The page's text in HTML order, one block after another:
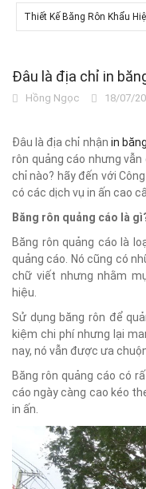
Thiết Kế Băng Rôn Khẩu
Đâu là địa chỉ in
Hồng Ngọc 18/07/
Đâu là địa chỉ nhận in
rôn quảng cáo nhưng
chỉ nào? hãy đến với
có các dịch vụ in ấn cao
Băng rôn quảng cáo là
Băng rôn quảng cáo là
quảng cáo. Nó cũng có
chữ viết nhưng nhằm
hiệu.
Sử dụng băng rôn để
kiệm chi phí nhưng lại
nay, nó vẫn được ưa
Băng rôn quảng cáo có
cáo ngày càng cao kéo
in ấn.